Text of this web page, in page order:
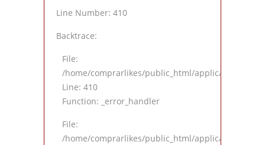
Line Number: 410
Backtrace:
File:
/home/comprarlikes/public_html/application/
Line: 410
Function: _error_handler
File:
/home/comprarlikes/public_html/application/